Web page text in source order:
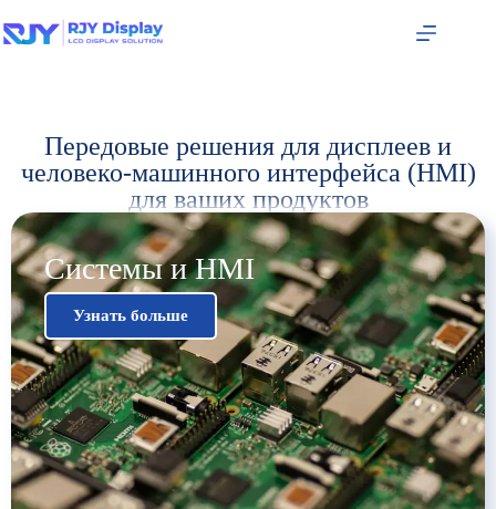
Передовые решения для дисплеев и
человеко-машинного интерфейса (HMI)
для ваших продуктов
Системы и HMI​
Узнать больше